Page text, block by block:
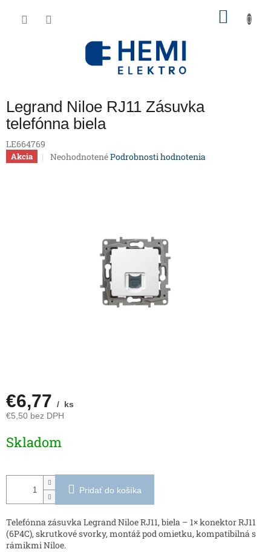
Legrand Niloe RJ11 Zásuvka
telefónna biela
LE664769
Akcia
Priemerné
NeohodnotenéPodrobnosti hodnotenia
€6,77 / ks
€5,50 bez DPH
cena:
Skladom
Pridať do košíka
Telefónna zásuvka Legrand Niloe RJ11, biela – 1× konektor RJ11
(6P4C), skrutkové svorky, montáž pod omietku, kompatibilná s
rámikmi Niloe.